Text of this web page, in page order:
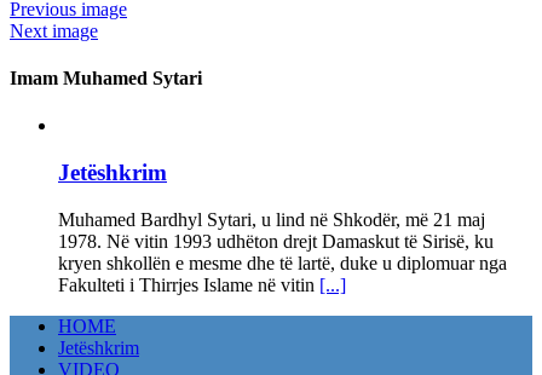
Previous image
Next image
Imam Muhamed Sytari
Jetëshkrim
Muhamed Bardhyl Sytari, u lind në Shkodër, më 21 maj
1978. Në vitin 1993 udhëton drejt Damaskut të Sirisë, ku
kryen shkollën e mesme dhe të lartë, duke u diplomuar nga
Fakulteti i Thirrjes Islame në vitin [...]
HOME
Jetëshkrim
VIDEO